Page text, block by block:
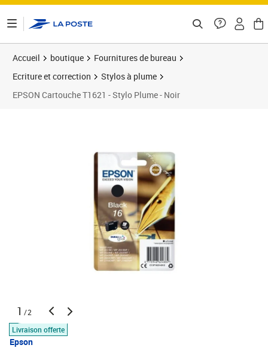
Accueil boutique
Fournitures de bureau
Ecriture et correction
Stylos à plume
EPSON Cartouche T1621 - Stylo Plume - Noir
1 /2
Livraison offerte
Epson